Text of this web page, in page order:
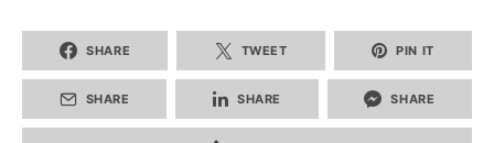
SHARE TWEET PIN IT
SHARE SHARE SHARE